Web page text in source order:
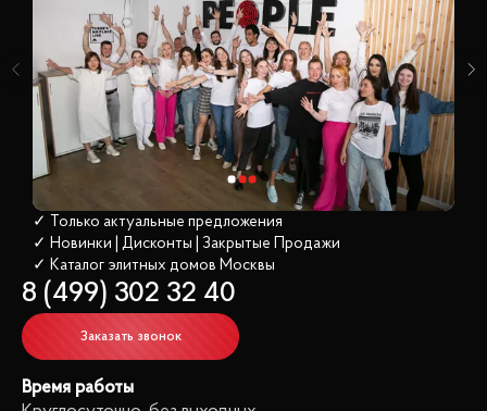
✓ Только актуальные предложения
✓ Новинки | Дисконты | Закрытые Продажи
✓ Каталог элитных домов Москвы
8 (499) 302 32 40
Заказать звонок
Время работы